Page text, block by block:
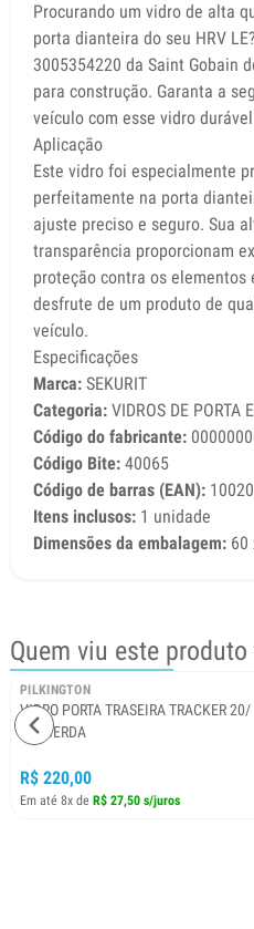
Procurando um vidro de alta
porta dianteira do seu HRV
3005354220 da Saint Gobain
para construção. Garanta a
veículo com esse vidro
Aplicação
Este vidro foi especialmente
perfeitamente na porta
ajuste preciso e seguro. Sua
transparência proporcionam
proteção contra os elementos
desfrute de um produto de
veículo.
Especificações
Marca: SEKURIT
Categoria: VIDROS DE PORTA
Código do fabricante:
Código Bite: 40065
Código de barras (EAN):
Itens inclusos: 1 unidade
Dimensões da embalagem: 60
Quem viu este
PILKINGTON
VIDRO PORTA TRASEIRA TRACKER 20/
ESQUERDA
R$ 220,00
Em até 8x de R$ 27,50 s/juros